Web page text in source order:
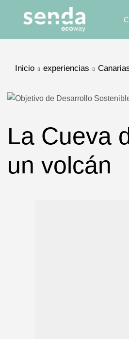
Inicio experiencias
La Cueva
un volcán